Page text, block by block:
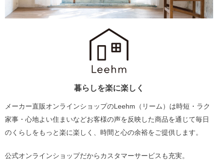
暮らしを楽に楽しく
メーカー直販オンラインショップのLeehm（リーム）は時短・ラク
家事・心地よい住まいなどお客様の声を反映した商品を通じて毎日
のくらしをもっと楽に楽しく、時間と心の余裕をご提供します。
公式オンラインショップだからカスタマーサービスも充実。